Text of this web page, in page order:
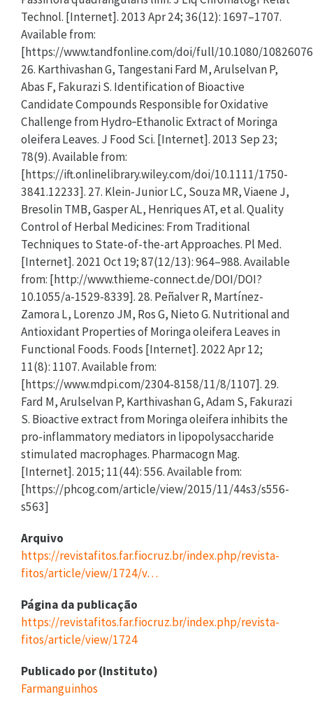
Technol. [Internet]. 2013 Apr 24; 36(12): 1697–1707.
Available from:
[https://www.tandfonline.com/doi/full/10.1080/
26. Karthivashan G, Tangestani Fard M, Arulselvan P,
Abas F, Fakurazi S. Identification of Bioactive
Candidate Compounds Responsible for Oxidative
Challenge from Hydro‐Ethanolic Extract of Moringa
oleifera Leaves. J Food Sci. [Internet]. 2013 Sep 23;
78(9). Available from:
[https://ift.onlinelibrary.wiley.com/doi/10.1111/1750-
3841.12233]. 27. Klein-Junior LC, Souza MR, Viaene J,
Bresolin TMB, Gasper AL, Henriques AT, et al. Quality
Control of Herbal Medicines: From Traditional
Techniques to State-of-the-art Approaches. Pl Med.
[Internet]. 2021 Oct 19; 87(12/13): 964–988. Available
from: [http://www.thieme-connect.de/DOI/DOI?
10.1055/a-1529-8339]. 28. Peñalver R, Martínez-
Zamora L, Lorenzo JM, Ros G, Nieto G. Nutritional and
Antioxidant Properties of Moringa oleifera Leaves in
Functional Foods. Foods [Internet]. 2022 Apr 12;
11(8): 1107. Available from:
[https://www.mdpi.com/2304-8158/11/8/1107]. 29.
Fard M, Arulselvan P, Karthivashan G, Adam S, Fakurazi
S. Bioactive extract from Moringa oleifera inhibits the
pro-inflammatory mediators in lipopolysaccharide
stimulated macrophages. Pharmacogn Mag.
[Internet]. 2015; 11(44): 556. Available from:
[https://phcog.com/article/view/2015/11/44s3/s556-
s563]
Arquivo
https://revistafitos.far.fiocruz.br/index.php/revista-
fitos/article/view/1724/v…
Página da publicação
https://revistafitos.far.fiocruz.br/index.php/revista-
fitos/article/view/1724
Publicado por (Instituto)
Farmanguinhos